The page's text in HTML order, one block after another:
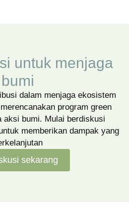
untuk menjaga
bumi
dalam menjaga ekosistem
program green
aksi bumi. Mulai berdiskusi
memberikan dampak yang
sekarang